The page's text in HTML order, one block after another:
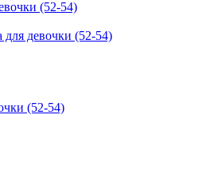
для девочки (52-54)
(52-54)